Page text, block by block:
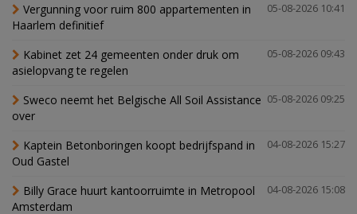
05-08-2026 10:41
Vergunning voor ruim 800 appartementen in
Haarlem definitief
05-08-2026 09:43
Kabinet zet 24 gemeenten onder druk om
asielopvang te regelen
05-08-2026 09:25
Sweco neemt het Belgische All Soil Assistance
over
04-08-2026 15:27
Kaptein Betonboringen koopt bedrijfspand in
Oud Gastel
04-08-2026 15:08
Billy Grace huurt kantoorruimte in Metropool
Amsterdam